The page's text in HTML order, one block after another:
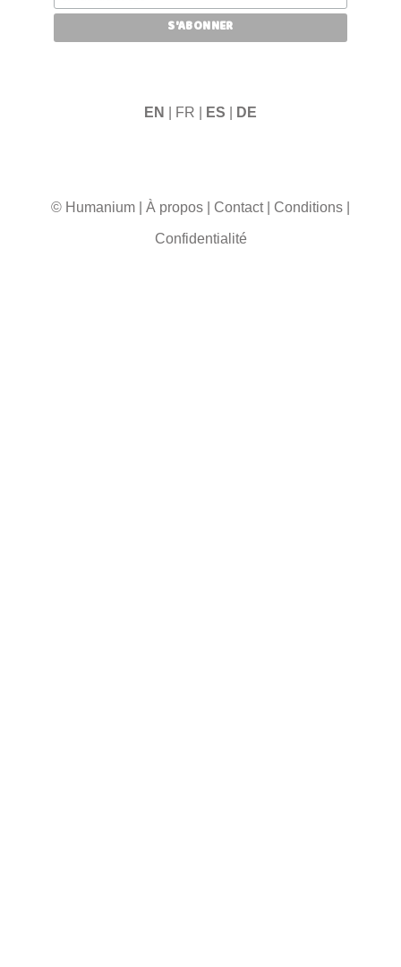
EN | FR | ES DE
© Humanium À propos Contact| Conditions
Confidentialité